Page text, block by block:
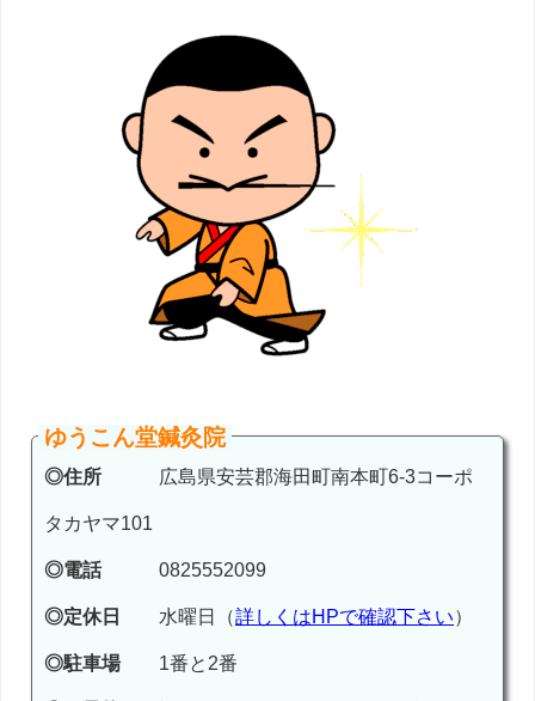
ゆうこん堂鍼灸院
◎住所 広島県安芸郡海田町南本町6-3コーポ
タカヤマ101
◎電話0825552099
◎定休日 水曜日（詳しくはHPで確認下さい）
◎駐車場1番と2番